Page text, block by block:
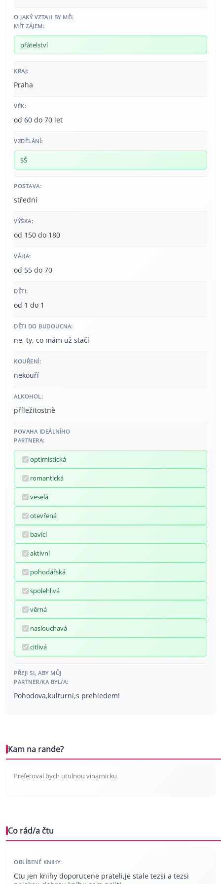
O JAKÝ VZTAH BY MĚL
MÍT ZÁJEM:
přátelství
KRAJ:
Praha
VĚK:
od 60 do 70 let
VZDĚLÁNÍ:
SŠ
POSTAVA:
střední
VÝŠKA:
od 150 do 180
VÁHA:
od 55 do 70
DĚTI:
od 1 do 1
DĚTI DO BUDOUCNA:
ne, ty, co mám už stačí
KOUŘENÍ:
nekouří
ALKOHOL:
příležitostně
POVAHA IDEÁLNÍHO
PARTNERA:
optimistická
romantická
veselá
otevřená
bavící
aktivní
pohodářská
spolehlivá
věrná
naslouchavá
citlivá
PŘEJI SI, ABY MŮJ
PARTNER/KA BYL/A:
Pohodova,kulturni,s prehledem!
Kam na rande?
Preferoval bych utulnou vinarnicku
Co rád/a čtu
OBLÍBENÉ KNIHY:
Ctu jen knihy doporucene prateli,je stale tezsi a tezsi